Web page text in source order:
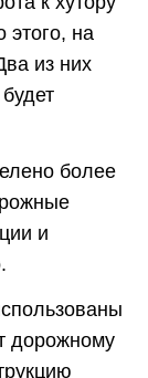
на
из них
более
и
дорожному